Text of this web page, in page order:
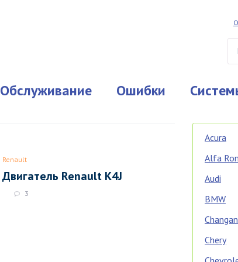
Обслуживание Ошибки
Renault
Двигатель Renault K4J
3
Acura
Alfa
Audi
BMW
Changan
Chery